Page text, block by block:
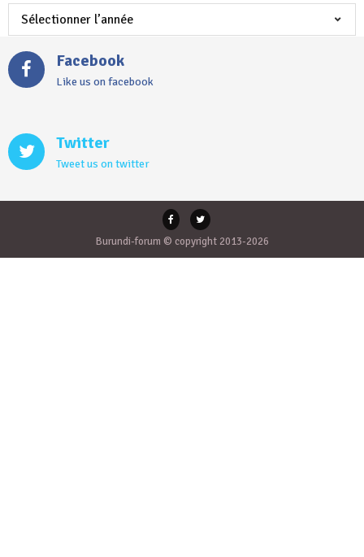
Facebook
Like us on facebook
Twitter
Tweet us on twitter
Burundi-forum © copyright 2013-2026